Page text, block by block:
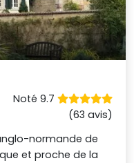
Noté 9.7
(63 avis)
normande de
et proche de la